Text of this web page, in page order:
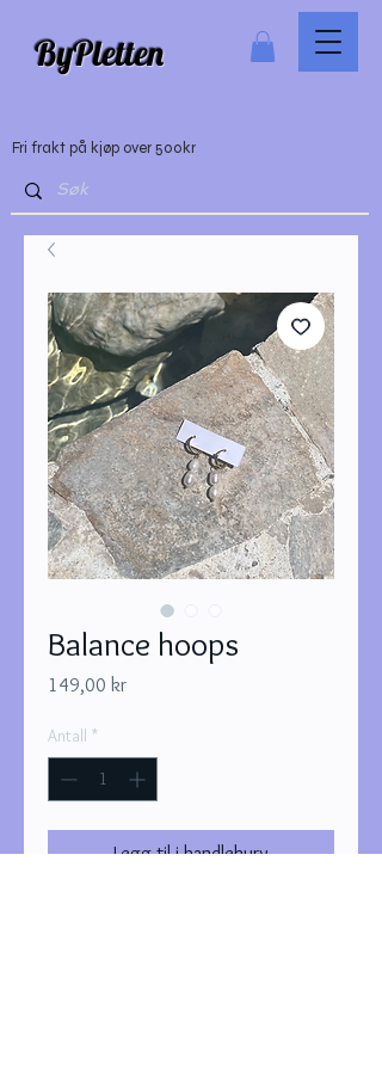
ByPletten
Fri frakt på kjøp over 500kr
Balance hoops
149,00 krPris
Antall *
Legg til i handlekurv